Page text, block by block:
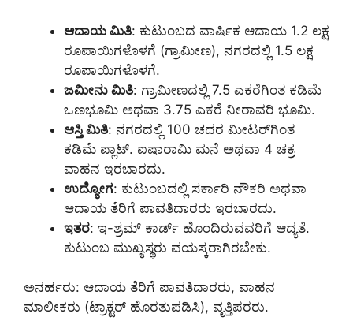
ಆದಾಯ ಮಿತಿ: ಕುಟುಂಬದ ವಾರ್ಷಿಕ ಆದಾಯ 1.2 ಲಕ್ಷ
ರೂಪಾಯಿಗಳೊಳಗೆ (ಗ್ರಾಮೀಣ), ನಗರದಲ್ಲಿ 1.5 ಲಕ್ಷ
ರೂಪಾಯಿಗಳೊಳಗೆ.
ಜಮೀನು ಮಿತಿ: ಗ್ರಾಮೀಣದಲ್ಲಿ 7.5 ಎಕರೆಗಿಂತ ಕಡಿಮೆ
ಒಣಭೂಮಿ ಅಥವಾ 3.75 ಎಕರೆ ನೀರಾವರಿ ಭೂಮಿ.
ಆಸ್ತಿ ಮಿತಿ: ನಗರದಲ್ಲಿ 100 ಚದರ ಮೀಟರ್‌ಗಿಂತ
ಕಡಿಮೆ ಪ್ಲಾಟ್. ಐಷಾರಾಮಿ ಮನೆ ಅಥವಾ 4 ಚಕ್ರ
ವಾಹನ ಇರಬಾರದು.
ಉದ್ಯೋಗ: ಕುಟುಂಬದಲ್ಲಿ ಸರ್ಕಾರಿ ನೌಕರಿ ಅಥವಾ
ಆದಾಯ ತೆರಿಗೆ ಪಾವತಿದಾರರು ಇರಬಾರದು.
ಇತರ: ಇ-ಶ್ರಮ್ ಕಾರ್ಡ್ ಹೊಂದಿರುವವರಿಗೆ ಆದ್ಯತೆ.
ಕುಟುಂಬ ಮುಖ್ಯಸ್ಥರು ವಯಸ್ಕರಾಗಿರಬೇಕು.
ಅನರ್ಹರು: ಆದಾಯ ತೆರಿಗೆ ಪಾವತಿದಾರರು, ವಾಹನ
ಮಾಲೀಕರು (ಟ್ರಾಕ್ಟರ್ ಹೊರತುಪಡಿಸಿ), ವೃತ್ತಿಪರರು.